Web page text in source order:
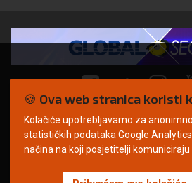
©
🍪 Ova web stranica koristi
Kolačiće upotrebljavamo za
statističkih podataka Google
načina na koji posjetitelji komuniciraju